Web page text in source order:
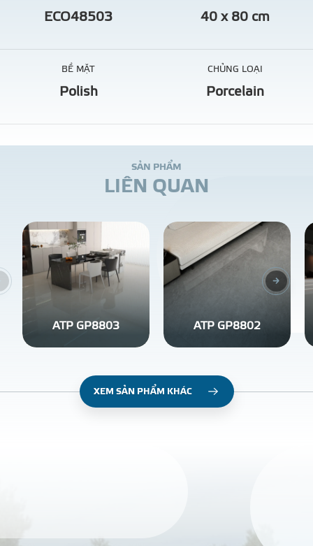
ECO48503 40 x 80 cm
BỀ MẶT
Polish
CHỦNG LOẠI
Porcelain
SẢN PHẨM
LIÊN QUAN
ATP GP8803 ATP GP8802
XEM SẢN PHẨM KHÁC